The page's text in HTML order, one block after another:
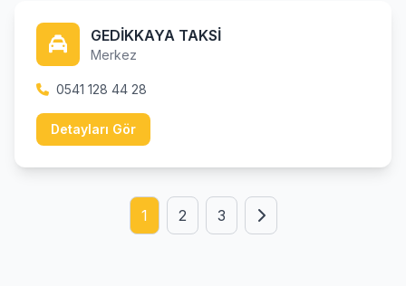
GEDİKKAYA TAKSİ
Merkez
0541 128 44 28
Detayları Gör
1 2 3